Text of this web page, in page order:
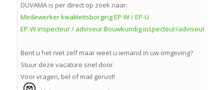
DUVAMA is per direct op zoek naar:
Medewerker kwaliteitsborging EP-W / EP-U
EP-W inspecteur / adviseurBouwkundig inspecteur/adviseur
Bent u het niet zelf maar weet u iemand in uw omgeving?
Stuur deze vacature snel door.
Voor vragen, bel of mail gerust!